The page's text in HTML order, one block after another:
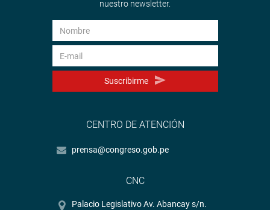
nuestro newsletter.
Suscribirme
CENTRO DE ATENCIÓN
prensa@congreso.gob.pe
CNC
Palacio Legislativo Av. Abancay s/n.